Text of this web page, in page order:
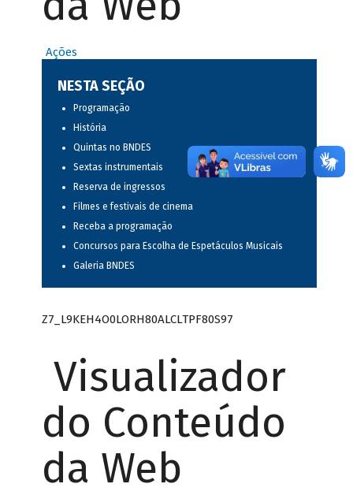
Ações
NESTA SEÇÃO
Programação
História
Quintas no BNDES
Sextas instrumentais
Reserva de ingressos
Filmes e festivais de cinema
Receba a programação
Concursos para Escolha de Espetáculos Musicais
Galeria BNDES
Z7_L9KEH4O0LORH80ALCLTPF80S97
Visualizador
do Conteúdo
da Web